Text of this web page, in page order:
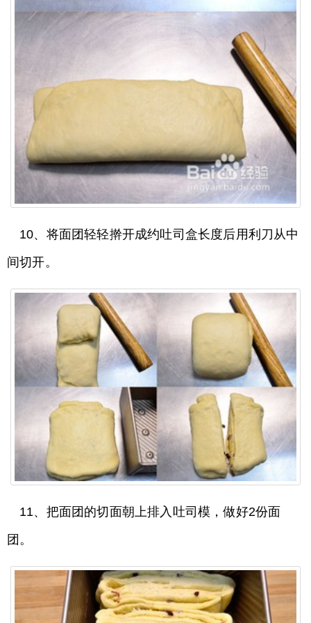
10、将面团轻轻擀开成约吐司盒长度后用利刀从中
间切开。
11、把面团的切面朝上排入吐司模，做好2份面
团。